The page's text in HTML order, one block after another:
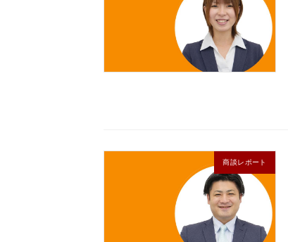
商談レポート